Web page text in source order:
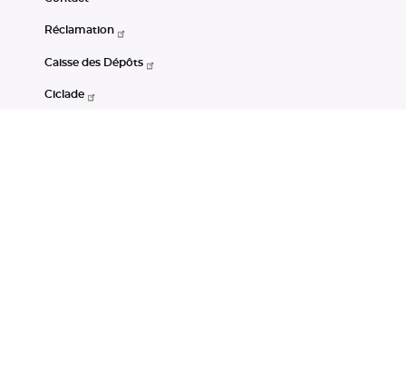
Réclamation
Caisse des Dépôts
Ciclade